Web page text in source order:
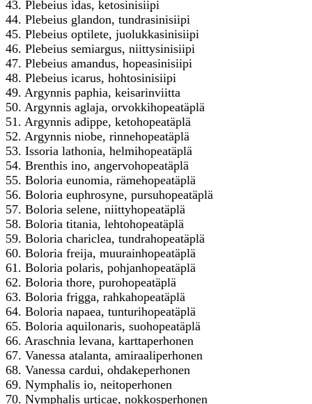
43. Plebeius idas, ketosinisiipi
44. Plebeius glandon, tundrasinisiipi
45. Plebeius optilete, juolukkasinisiipi
46. Plebeius semiargus, niittysinisiipi
47. Plebeius amandus, hopeasinisiipi
48. Plebeius icarus, hohtosinisiipi
49. Argynnis paphia, keisarinviitta
50. Argynnis aglaja, orvokkihopeatäplä
51. Argynnis adippe, ketohopeatäplä
52. Argynnis niobe, rinnehopeatäplä
53. Issoria lathonia, helmihopeatäplä
54. Brenthis ino, angervohopeatäplä
55. Boloria eunomia, rämehopeatäplä
56. Boloria euphrosyne, pursuhopeatäplä
57. Boloria selene, niittyhopeatäplä
58. Boloria titania, lehtohopeatäplä
59. Boloria chariclea, tundrahopeatäplä
60. Boloria freija, muurainhopeatäplä
61. Boloria polaris, pohjanhopeatäplä
62. Boloria thore, purohopeatäplä
63. Boloria frigga, rahkahopeatäplä
64. Boloria napaea, tunturihopeatäplä
65. Boloria aquilonaris, suohopeatäplä
66. Araschnia levana, karttaperhonen
67. Vanessa atalanta, amiraaliperhonen
68. Vanessa cardui, ohdakeperhonen
69. Nymphalis io, neitoperhonen
70. Nymphalis urticae, nokkosperhonen